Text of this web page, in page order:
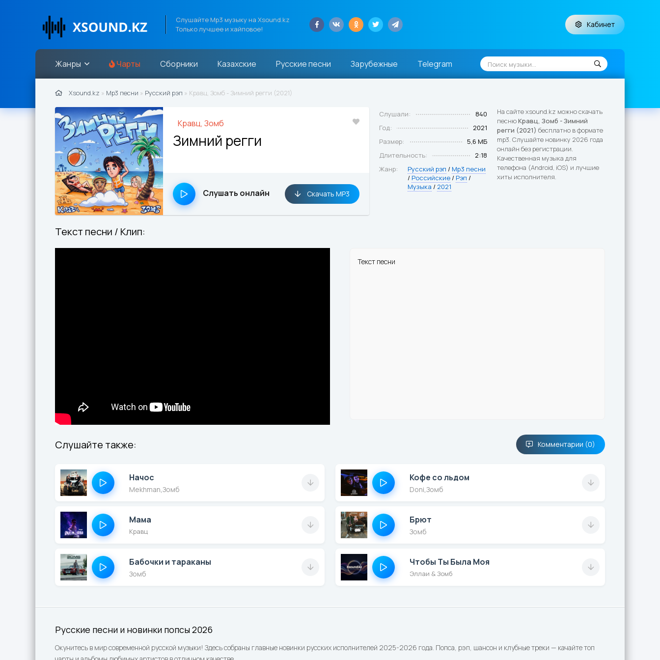
Слушайте Mp3 музыку на Xsound.kz
Только лучшее и хайповое!
Кабинет
Жанры Чарты Сборники Казахские Русские песни Зарубежные Telegram
Русские песни и новинки попсы 2026
Окунитесь в мир современной русской музыки! Здесь собраны главные новинки русских исполнителей 2025-2026 года. Попса, рэп, шансон и клубные треки — качайте топ
Xsound.kz » Mp3 песни » Русский рэп » Кравц, Зомб - Зимний регги (2021)
Кравц, Зомб
Зимний регги
Слушать онлайн Скачать MP3
Слушали:
840
Год:
2021
Размер:
5,6 МБ
Длительность:
2:18
Жанр:
Русский рэп / Mp3 песни
/ Российские / Рэп /
Музыка / 2021
На сайте xsound.kz можно скачать
песнюКравц, Зомб - Зимний
регги (2021) бесплатно в формате
mp3. Слушайте новинку 2026 года
онлайн без регистрации.
Качественная музыка для
телефона (Android, iOS) и лучшие
хиты исполнителя.
Текст песни / Клип:
Текст песни
Слушайте также: Комментарии (0)
Начос
Mekhman Зомб
Кофе со льдом
Doni ,Зомб
Мама
Кравц
Брют
Зомб
Бабочки и тараканы
Зомб
Чтобы Ты Была Моя
Эллаи & Зомб